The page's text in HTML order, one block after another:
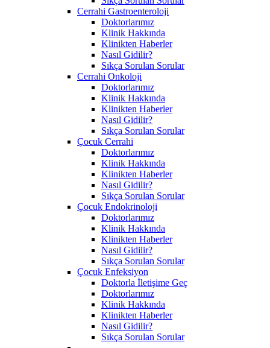
Cerrahi Gastroenteroloji
Doktorlarımız
Klinik Hakkında
Klinikten Haberler
Nasıl Gidilir?
Sıkça Sorulan Sorular
Cerrahi Onkoloji
Doktorlarımız
Klinik Hakkında
Klinikten Haberler
Nasıl Gidilir?
Sıkça Sorulan Sorular
Çocuk Cerrahi
Doktorlarımız
Klinik Hakkında
Klinikten Haberler
Nasıl Gidilir?
Sıkça Sorulan Sorular
Çocuk Endokrinoloji
Doktorlarımız
Klinik Hakkında
Klinikten Haberler
Nasıl Gidilir?
Sıkça Sorulan Sorular
Çocuk Enfeksiyon
Doktorla İletişime Geç
Doktorlarımız
Klinik Hakkında
Klinikten Haberler
Nasıl Gidilir?
Sıkça Sorulan Sorular